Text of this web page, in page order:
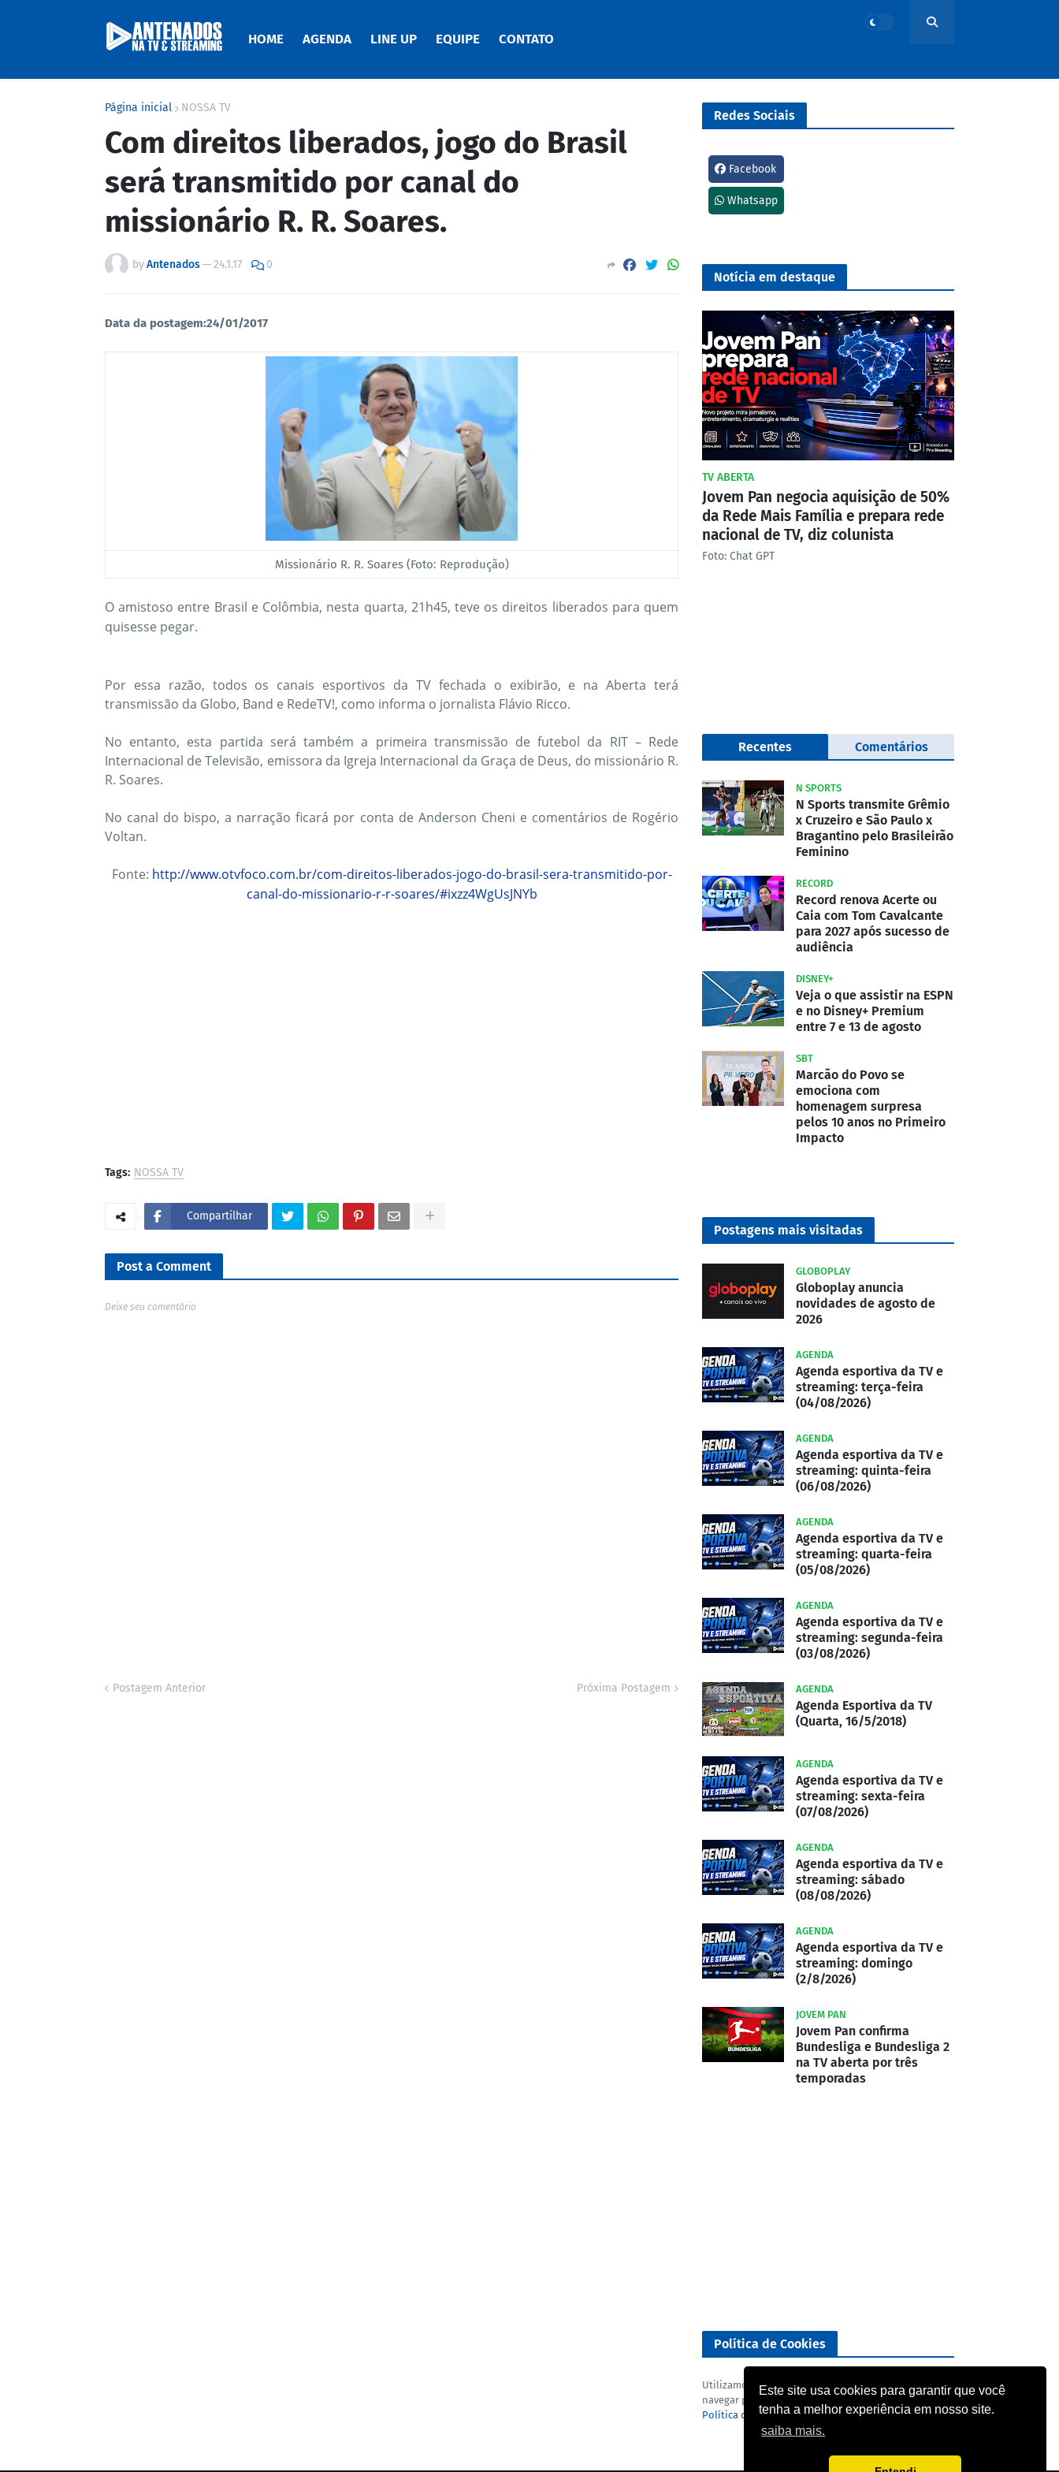
Este site usa cookies para garantir que você
tenha a melhor experiência em nosso site.
saiba mais.
HOME AGENDA LINE UP EQUIPE CONTATO
Página inicial NOSSA TV
Com direitos liberados, jogo do Brasil
será transmitido por canal do
missionário R. R. Soares.
byAntenados—24.1.17 0
Data da postagem:24/01/2017
Missionário R. R. Soares (Foto: Reprodução)
O amistoso entre Brasil e Colômbia, nesta quarta, 21h45, teve os direitos liberados para quem
quisesse pegar.
Por essa razão, todos os canais esportivos da TV fechada o exibirão, e na Aberta terá
transmissão da Globo, Band e RedeTV!, como informa o jornalista Flávio Ricco.
No entanto, esta partida será também a primeira transmissão de futebol da RIT – Rede
Internacional de Televisão, emissora da Igreja Internacional da Graça de Deus, do missionário R.
R. Soares.
No canal do bispo, a narração ficará por conta de Anderson Cheni e comentários de Rogério
Voltan.
Fonte: http://www.otvfoco.com.br/com-direitos-liberados-jogo-do-brasil-sera-transmitido-por-
canal-do-missionario-r-r-soares/#ixzz4WgUsJNYb
Tags: NOSSA TV
Compartilhar
Post a Comment
Deixe seu comentário
Postagem Anterior Próxima Postagem
Redes Sociais
Facebook
Whatsapp
Notícia em destaque
TV ABERTA
Jovem Pan negocia aquisição de 50%
da Rede Mais Família e prepara rede
nacional de TV, diz colunista
Foto: Chat GPT
Recentes Comentários
N SPORTS
N Sports transmite Grêmio
x Cruzeiro e São Paulo x
Bragantino pelo Brasileirão
Feminino
RECORD
Record renova Acerte ou
Caia com Tom Cavalcante
para 2027 após sucesso de
audiência
DISNEY+
Veja o que assistir na ESPN
e no Disney+ Premium
entre 7 e 13 de agosto
SBT
Marcão do Povo se
emociona com
homenagem surpresa
pelos 10 anos no Primeiro
Impacto
Postagens mais visitadas
GLOBOPLAY
Globoplay anuncia
novidades de agosto de
2026
AGENDA
Agenda esportiva da TV e
streaming: terça-feira
(04/08/2026)
AGENDA
Agenda esportiva da TV e
streaming: quinta-feira
(06/08/2026)
AGENDA
Agenda esportiva da TV e
streaming: quarta-feira
(05/08/2026)
AGENDA
Agenda esportiva da TV e
streaming: segunda-feira
(03/08/2026)
AGENDA
Agenda Esportiva da TV
(Quarta, 16/5/2018)
AGENDA
Agenda esportiva da TV e
streaming: sexta-feira
(07/08/2026)
AGENDA
Agenda esportiva da TV e
streaming: sábado
(08/08/2026)
AGENDA
Agenda esportiva da TV e
streaming: domingo
(2/8/2026)
JOVEM PAN
Jovem Pan confirma
Bundesliga e Bundesliga 2
na TV aberta por três
temporadas
Política de Cookies
Utilizamos cookies para analisar o nosso tráfego. Ao
navegar pelo blog você concorda com a nossa
Política de privacidadeeTermo de uso.